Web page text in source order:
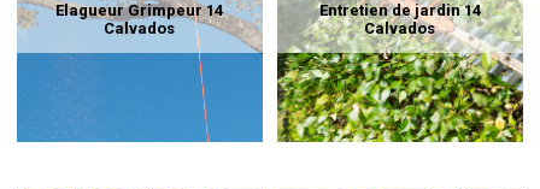
Elagueur Grimpeur 14
Calvados
Entretien de jardin 14
Calvados